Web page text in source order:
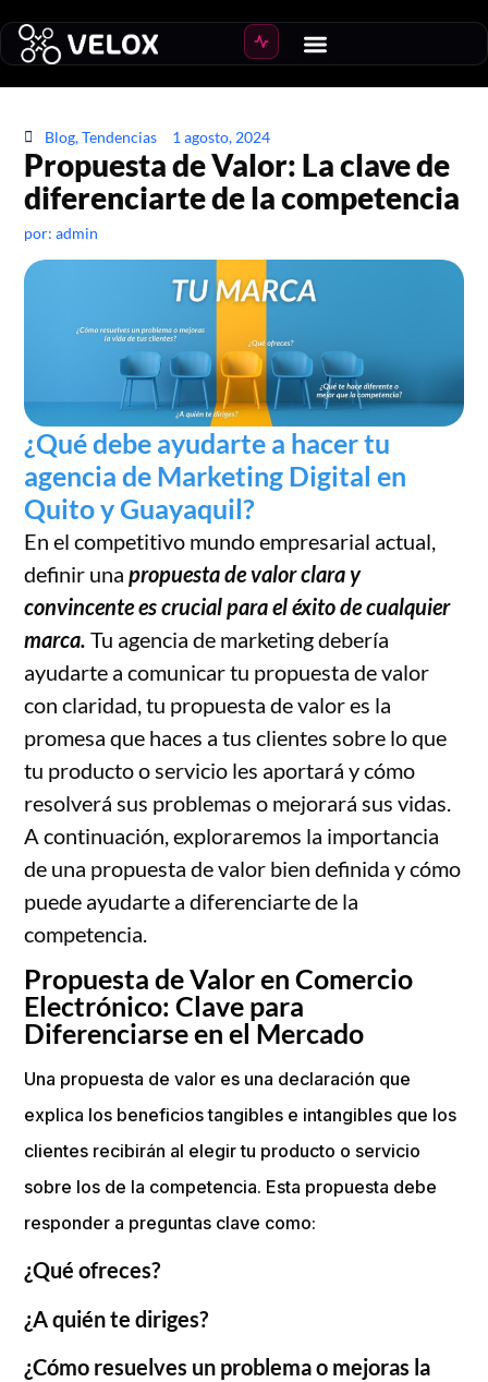
Blog,Tendencias 1 agosto, 2024
Propuesta de Valor: La clave de
diferenciarte de la competencia
por: admin
¿Qué debe ayudarte a hacer tu
agencia de Marketing Digital en
Quito y Guayaquil?
En el competitivo mundo empresarial actual,
definir unapropuesta de valor clara y
convincente es crucial para el éxito de cualquier
marca. Tu agencia de marketing debería
ayudarte a comunicar tu propuesta de valor
con claridad, tu propuesta de valor es la
promesa que haces a tus clientes sobre lo que
tu producto o servicio les aportará y cómo
resolverá sus problemas o mejorará sus vidas.
A continuación, exploraremos la importancia
de una propuesta de valor bien definida y cómo
puede ayudarte a diferenciarte de la
competencia.
Propuesta de Valor en Comercio
Electrónico: Clave para
Diferenciarse en el Mercado
Una propuesta de valor es una declaración que
explica los beneficios tangibles e intangibles que los
clientes recibirán al elegir tu producto o servicio
sobre los de la competencia. Esta propuesta debe
responder a preguntas clave como:
¿Qué ofreces?
¿A quién te diriges?
¿Cómo resuelves un problema o mejoras la